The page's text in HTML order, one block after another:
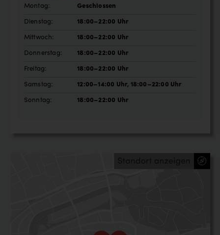
Montag:
Geschlossen
Dienstag:
18:00–22:00 Uhr
Mittwoch:
18:00–22:00 Uhr
Donnerstag:
18:00–22:00 Uhr
Freitag:
18:00–22:00 Uhr
Samstag:
12:00–14:00 Uhr, 18:00–22:00 Uhr
Sonntag:
18:00–22:00 Uhr